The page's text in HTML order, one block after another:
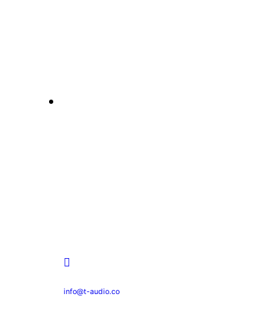
info@t-audio.co